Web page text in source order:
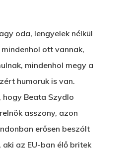
oda, lengyelek nélkül
mindenhol ott vannak,
mindenhol megy a
humoruk is van.
Beata Szydlo
asszony, azon
erősen beszólt
aki az EU-ban élő britek